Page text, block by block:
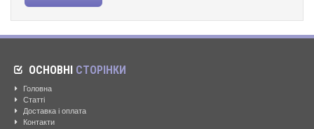
ОСНОВНІ СТОРІНКИ
Головна
Статті
Доставка і оплата
Контакти